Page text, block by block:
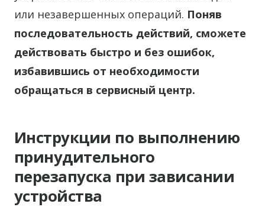
или незавершенных операций. Поняв
последовательность действий, сможете
действовать быстро и без ошибок,
избавившись от необходимости
обращаться в сервисный центр.
Инструкции по выполнению
принудительного
перезапуска при зависании
устройства